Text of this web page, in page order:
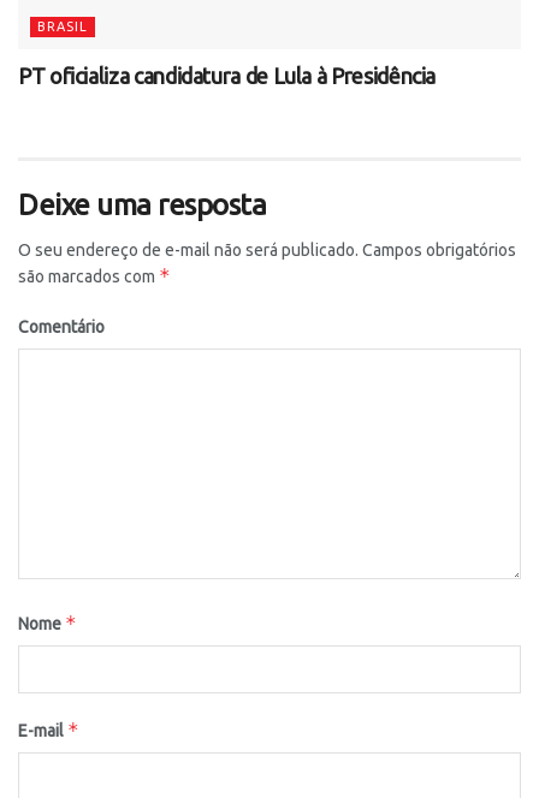
BRASIL
PT oficializa candidatura de Lula à Presidência
Deixe uma resposta
O seu endereço de e-mail não será publicado. Campos obrigatórios
são marcados com *
Comentário
Nome *
E-mail *